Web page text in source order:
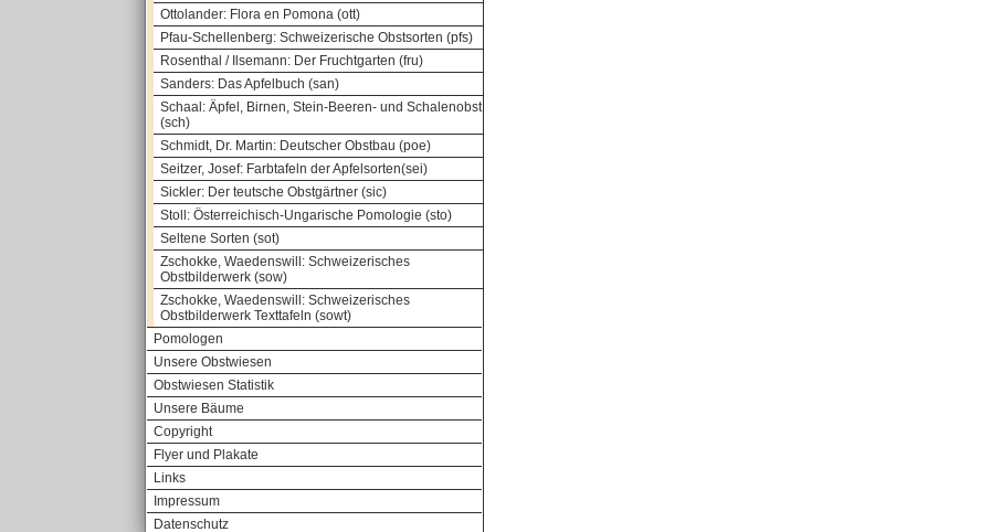
Ottolander: Flora en Pomona (ott)
Pfau-Schellenberg: Schweizerische Obstsorten (pfs)
Rosenthal / Ilsemann: Der Fruchtgarten (fru)
Sanders: Das Apfelbuch (san)
Schaal: Äpfel, Birnen, Stein-Beeren- und Schalenobst
(sch)
Schmidt, Dr. Martin: Deutscher Obstbau (poe)
Seitzer, Josef: Farbtafeln der Apfelsorten(sei)
Sickler: Der teutsche Obstgärtner (sic)
Stoll: Österreichisch-Ungarische Pomologie (sto)
Seltene Sorten (sot)
Zschokke, Waedenswill: Schweizerisches
Obstbilderwerk (sow)
Zschokke, Waedenswill: Schweizerisches
Obstbilderwerk Texttafeln (sowt)
Pomologen
Unsere Obstwiesen
Obstwiesen Statistik
Unsere Bäume
Copyright
Flyer und Plakate
Links
Impressum
Datenschutz